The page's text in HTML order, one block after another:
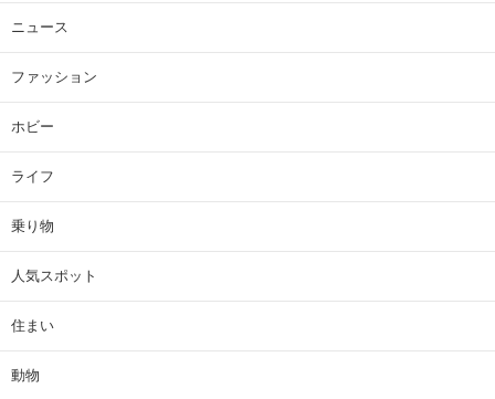
ニュース
ファッション
ホビー
ライフ
乗り物
人気スポット
住まい
動物